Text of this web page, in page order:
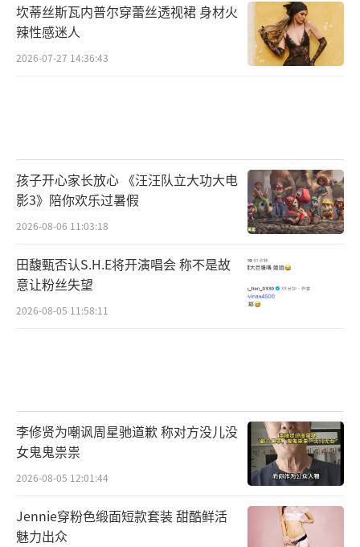
坎蒂丝斯瓦内普尔穿蕾丝透视裙 身材火
辣性感迷人
2026-07-27 14:36:43
孩子开心家长放心 《汪汪队立大功大电
影3》陪你欢乐过暑假
2026-08-06 11:03:18
田馥甄否认S.H.E将开演唱会 称不是故
意让粉丝失望
2026-08-05 11:58:11
李修贤为嘲讽周星驰道歉 称对方没儿没
女鬼鬼祟祟
2026-08-05 12:01:44
Jennie穿粉色缎面短款套装 甜酷鲜活
魅力出众